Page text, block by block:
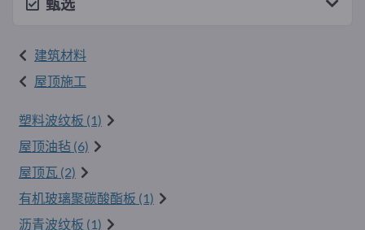
甄选
建筑材料
屋顶施工
塑料波纹板 (1)
屋顶油毡 (6)
屋顶瓦 (2)
有机玻璃聚碳酸酯板 (1)
沥青波纹板 (1)